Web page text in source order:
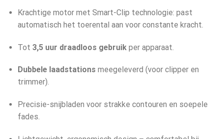
Krachtige motor met Smart-Clip technologie: past
automatisch het toerental aan voor constante kracht.
Tot 3,5 uur draadloos gebruikper apparaat.
Dubbele laadstations meegeleverd (voor clipper en
trimmer).
Precisie-snijbladen voor strakke contouren en soepele
fades.